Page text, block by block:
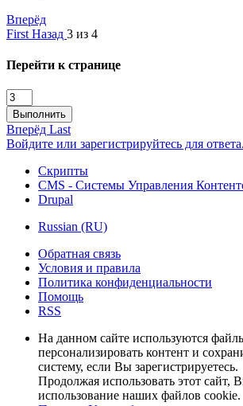
Вперёд
First Назад 3 из 4
Перейти к странице
Выполнить
Вперёд Last
Войдите или зарегистрируйтесь для ответа.
Скрипты
CMS - Системы Управления
Drupal
Russian (RU)
Обратная связь
Условия и правила
Политика конфиденциальности
Помощь
RSS
На данном сайте используются
персонализировать контент и
систему, если Вы зарегистрируетесь.
Продолжая использовать этот сайт,
использование наших файлов cookie.